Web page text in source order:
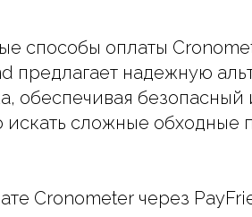
способы оплаты
предлагает надежную
обеспечивая безопасный
сложные обходные
Cronometer через